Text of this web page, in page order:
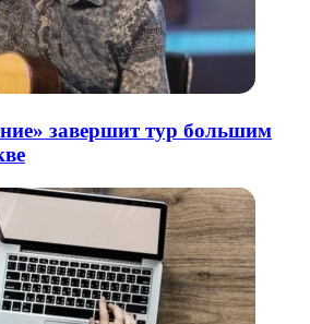
завершит тур большим